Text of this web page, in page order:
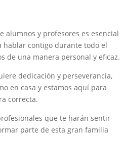
alumnos y profesores es esencial
hablar contigo durante todo el
de una manera personal y eficaz.
dedicación y perseverancia,
en casa y estamos aquí para
correcta.
que te harán sentir
parte de esta gran familia